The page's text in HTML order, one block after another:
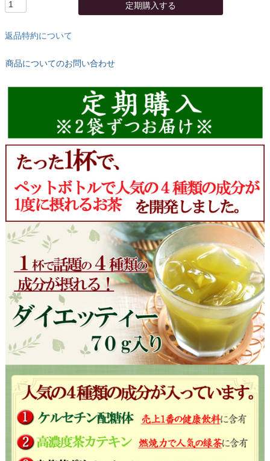
定期購入する
返品特約について
商品についてのお問い合わせ